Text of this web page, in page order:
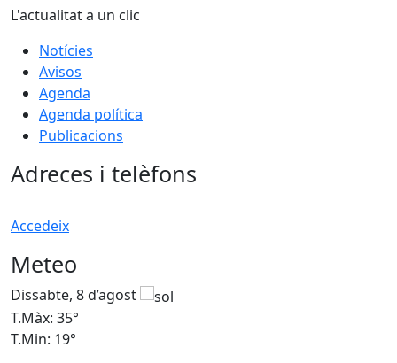
L'actualitat a un clic
Notícies
Avisos
Agenda
Agenda política
Publicacions
Adreces i telèfons
Accedeix
Meteo
Dissabte, 8 d’agost
T.Màx: 35°
T.Min: 19°